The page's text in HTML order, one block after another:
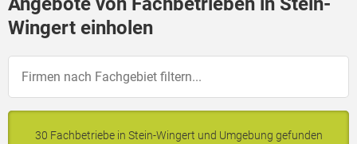
Wingert einholen
30 Fachbetriebe in Stein-Wingert und Umgebung gefunden